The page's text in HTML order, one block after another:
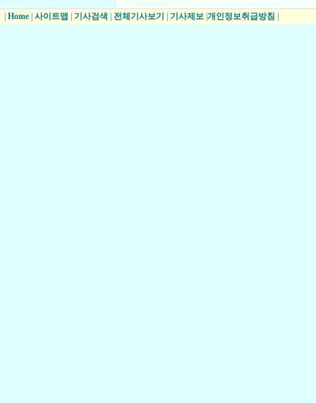
Home 사이트맵 기사검색 전체기사보기 기사제보 개인정보취급방침